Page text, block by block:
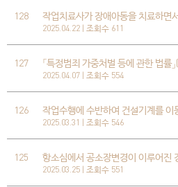
128 작업치료사가 장애아동을 치료하면
2025.04.22 | 조회수 611
127 「특정범죄 가중처벌 등에 관한 법률」(
2025.04.07 | 조회수 554
126 작업수행에 수반하여 건설기계를 이
2025.03.31 | 조회수 546
125 항소심에서 공소장변경이 이루어진
2025.03.25 | 조회수 551